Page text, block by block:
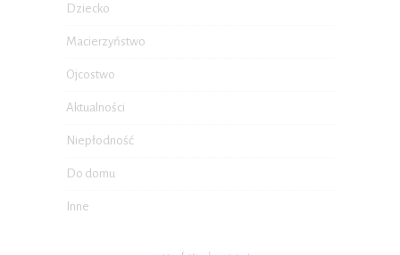
Dziecko
Macierzyństwo
Ojcostwo
Aktualności
Niepłodność
Do domu
Inne